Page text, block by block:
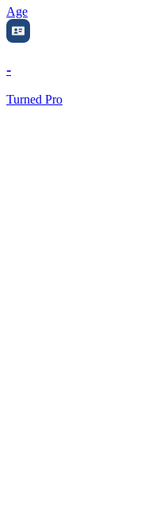
Age
-
Turned Pro